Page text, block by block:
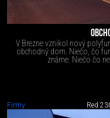
V Brezne vznikol nový
obchodný dom. Niečo, čo
známe. Niečo čo
Firmy Red 2